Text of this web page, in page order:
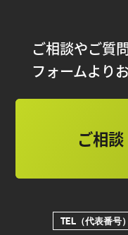
ご相談やご質
フォームより
ご相
TEL（代表番号）